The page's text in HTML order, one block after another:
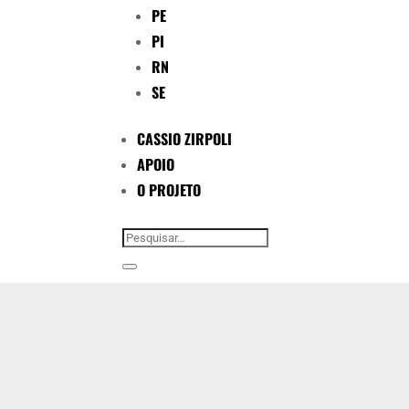
PE
PI
RN
SE
CASSIO ZIRPOLI
APOIO
O PROJETO